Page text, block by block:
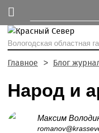
Вологодская областная
Главное Блог
Народ и
Максим